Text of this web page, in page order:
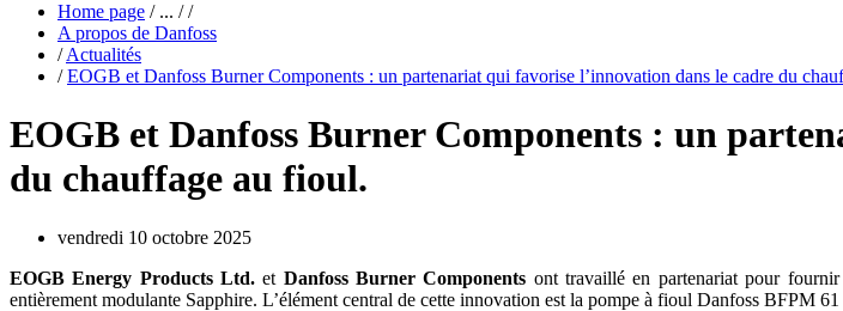
Home page /... / /
A propos de Danfoss
/ Actualités
/ EOGB et Danfoss Burner Components : un partenariat qui favorise l’innovation dans le cadre du
EOGB et Danfoss Burner Components : un
du chauffage au fioul.
vendredi 10 octobre 2025
EOGB Energy Products Ltd. et Danfoss Burner Components ont travaillé en partenariat pour
entièrement modulante Sapphire. L’élément central de cette innovation est la pompe à fioul Danfoss BFPM